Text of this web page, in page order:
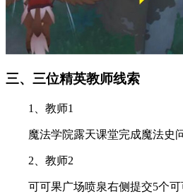
三、三位精英教师线索
1、教师1
魔法学院露天课堂完成魔法史
2、教师2
可可果广场喷泉右侧提交5个可